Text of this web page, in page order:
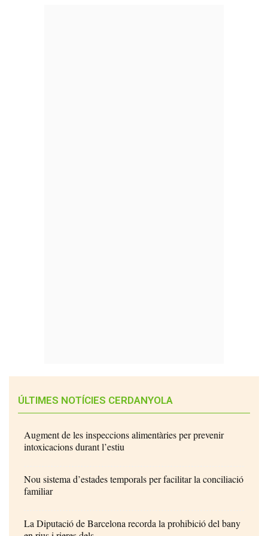
ÚLTIMES NOTÍCIES CERDANYOLA
Augment de les inspeccions alimentàries per prevenir
intoxicacions durant l’estiu
Nou sistema d’estades temporals per facilitar la conciliació
familiar
La Diputació de Barcelona recorda la prohibició del bany